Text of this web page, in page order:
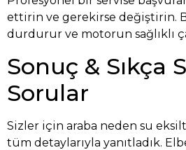
ettirin ve gerekirse değiştirin.
durdurur ve motorun sağlıklı
Sonuç & Sıkça
Sorular
Sizler için araba neden su
tüm detaylarıyla yanıtladık.